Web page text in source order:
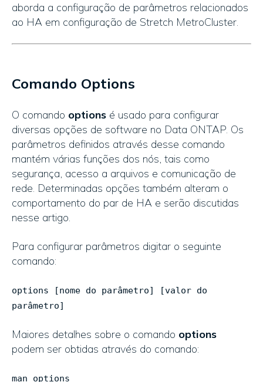
aborda a configuração de parâmetros relacionados
ao HA em configuração de Stretch MetroCluster.
Comando Options
O comando options é usado para configurar
diversas opções de software no Data ONTAP. Os
parâmetros definidos através desse comando
mantém várias funções dos nós, tais como
segurança, acesso a arquivos e comunicação de
rede. Determinadas opções também alteram o
comportamento do par de HA e serão discutidas
nesse artigo.
Para configurar parâmetros digitar o seguinte
comando:
options [nome do parâmetro] [valor do
parâmetro]
Maiores detalhes sobre o comando options
podem ser obtidas através do comando:
man options